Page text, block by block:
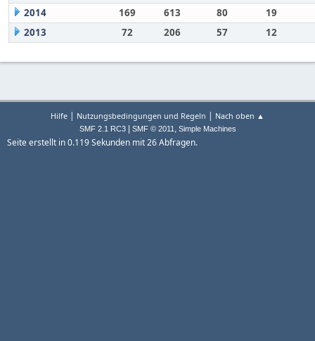
2014
169 613 80
19
2013
72 206 57 12
Hilfe | Nutzungsbedingungen und Regeln | Nach oben ▲
SMF 2.1 RC3| SMF © 2011 , Simple Machines
Seite erstellt in 0.119 Sekunden mit 26 Abfragen.